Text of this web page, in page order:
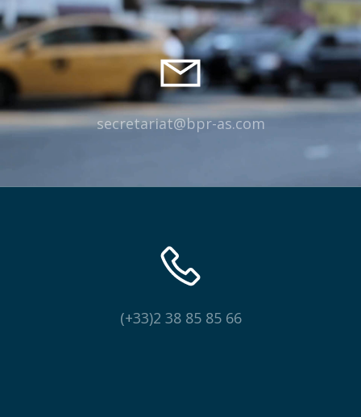
secretariat@bpr-as.com
(+33)2 38 85 85 66